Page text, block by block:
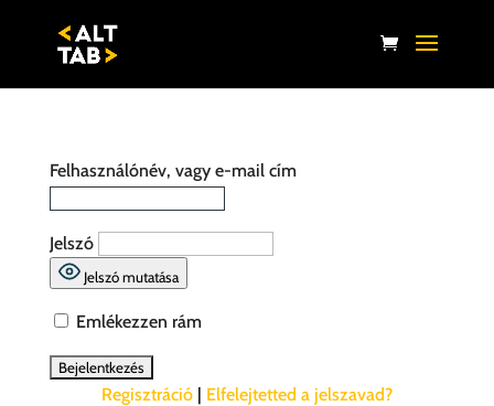
Felhasználónév, vagy e-mail cím
Jelszó
Jelszó mutatása
Emlékezzen rám
Regisztráció| Elfelejtetted a jelszavad?